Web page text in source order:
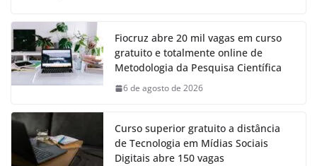
Fiocruz abre 20 mil vagas em curso
gratuito e totalmente online de
Metodologia da Pesquisa Científica
6 de agosto de 2026
Curso superior gratuito a distância
de Tecnologia em Mídias Sociais
Digitais abre 150 vagas